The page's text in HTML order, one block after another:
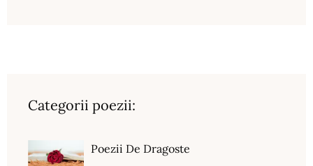
Categorii poezii:
Poezii De Dragoste